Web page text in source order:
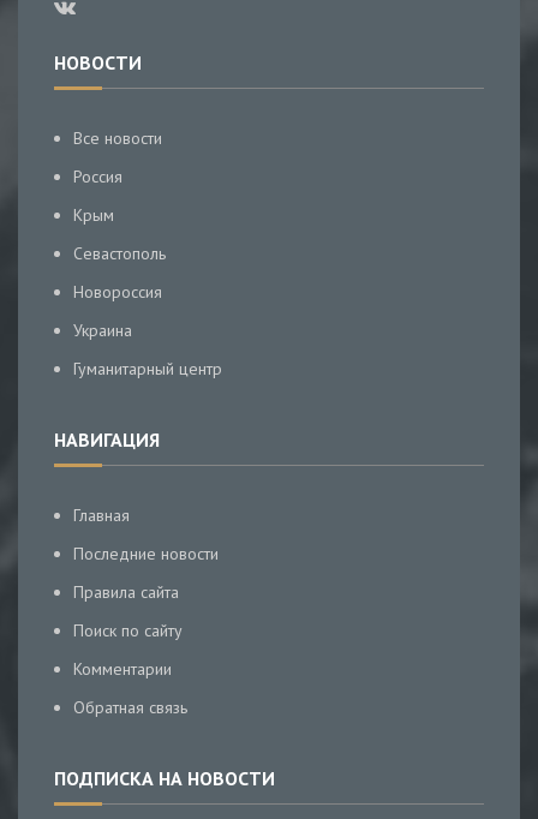
НОВОСТИ
Все новости
Россия
Крым
Севастополь
Новороссия
Украина
Гуманитарный центр
НАВИГАЦИЯ
Главная
Последние новости
Правила сайта
Поиск по сайту
Комментарии
Обратная связь
ПОДПИСКА НА НОВОСТИ